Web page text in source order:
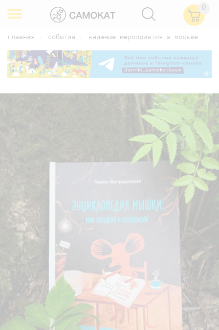
0
главная события книжные мероприятия в москве